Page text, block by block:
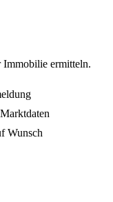
Immobilie ermitteln.
Wunsch